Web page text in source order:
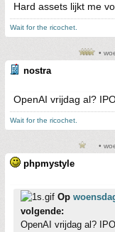
Hard assets lijkt me
Wait for the ricochet.
•
nostra
OpenAI vrijdag al?
Wait for the ricochet.
•
phpmystyle
Op
volgende:
OpenAI vrijdag al?